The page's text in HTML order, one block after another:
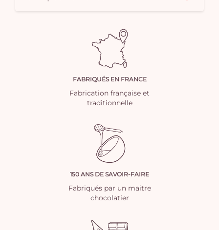
FABRIQUÉS EN FRANCE
Fabrication française et
traditionnelle
150 ANS DE SAVOIR-FAIRE
Fabriqués par un maitre
chocolatier